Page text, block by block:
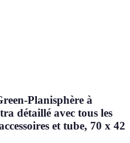
Planisphère à
détaillé avec tous les
et tube, 70 x 42